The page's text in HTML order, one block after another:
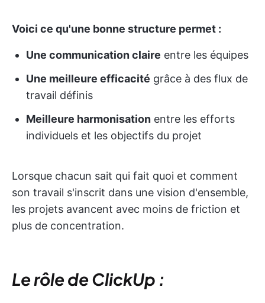
Voici ce qu'une bonne structure permet :
Une communication claire entre les équipes
Une meilleure efficacité grâce à des flux de
travail définis
Meilleure harmonisation entre les efforts
individuels et les objectifs du projet
Lorsque chacun sait qui fait quoi et comment
son travail s'inscrit dans une vision d'ensemble,
les projets avancent avec moins de friction et
plus de concentration.
Le rôle de ClickUp :